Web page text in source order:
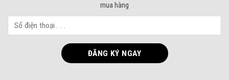
mua hàng